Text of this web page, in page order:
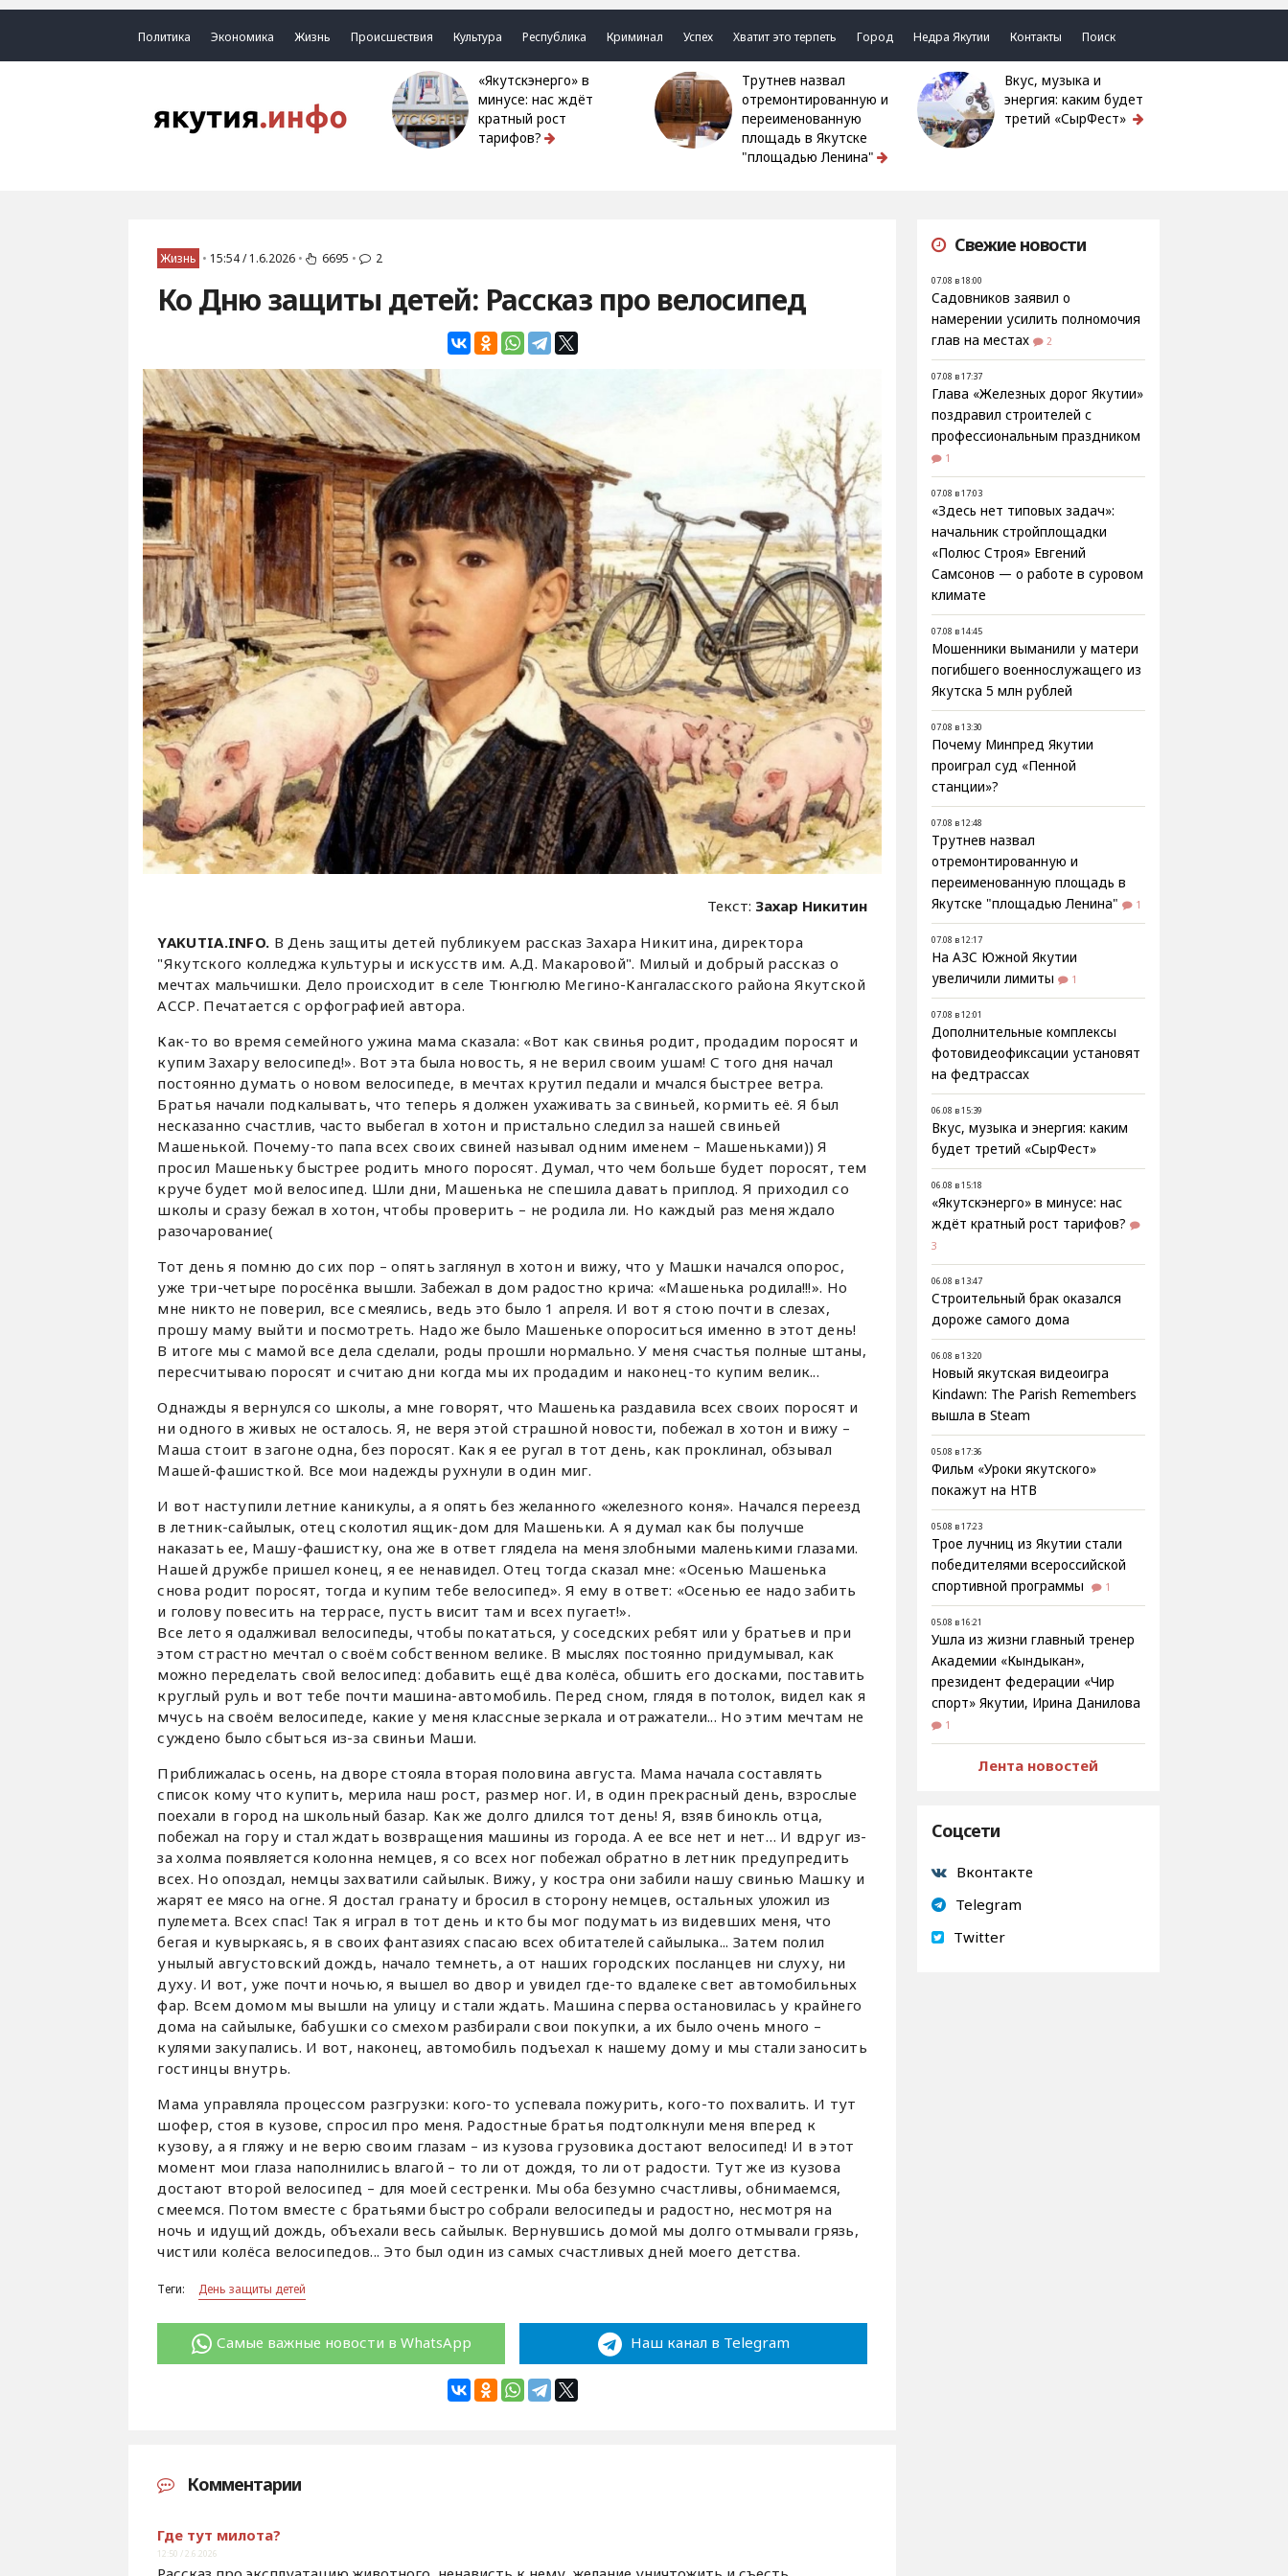
Политика Экономика Жизнь Происшествия Культура Республика Криминал Успех Хватит это терпеть Город Недра Якутии Контакты Поиск
«Якутскэнерго» в
минусе: нас ждёт
кратный рост
тарифов?
Трутнев назвал
отремонтированную и
переименованную
площадь в Якутске
"площадью Ленина"
Вкус, музыка и
энергия: каким будет
третий «СырФест»
Жизнь • 15:54 / 1.6.2026 • 6695 • 2
Ко Дню защиты детей: Рассказ про велосипед
Текст: Захар Никитин
YAKUTIA.INFO. В День защиты детей публикуем рассказ Захара Никитина, директора
"Якутского колледжа культуры и искусств им. А.Д. Макаровой". Милый и добрый рассказ о
мечтах мальчишки. Дело происходит в селе Тюнгюлю Мегино-Кангаласского района Якутской
АССР. Печатается с орфографией автора.
Как-то во время семейного ужина мама сказала: «Вот как свинья родит, продадим поросят и
купим Захару велосипед!». Вот эта была новость, я не верил своим ушам! С того дня начал
постоянно думать о новом велосипеде, в мечтах крутил педали и мчался быстрее ветра.
Братья начали подкалывать, что теперь я должен ухаживать за свиньей, кормить её. Я был
несказанно счастлив, часто выбегал в хотон и пристально следил за нашей свиньей
Машенькой. Почему-то папа всех своих свиней называл одним именем – Машеньками)) Я
просил Машеньку быстрее родить много поросят. Думал, что чем больше будет поросят, тем
круче будет мой велосипед. Шли дни, Машенька не спешила давать приплод. Я приходил со
школы и сразу бежал в хотон, чтобы проверить – не родила ли. Но каждый раз меня ждало
разочарование(
Тот день я помню до сих пор – опять заглянул в хотон и вижу, что у Машки начался опорос,
уже три-четыре поросёнка вышли. Забежал в дом радостно крича: «Машенька родила!!!». Но
мне никто не поверил, все смеялись, ведь это было 1 апреля. И вот я стою почти в слезах,
прошу маму выйти и посмотреть. Надо же было Машеньке опороситься именно в этот день!
В итоге мы с мамой все дела сделали, роды прошли нормально. У меня счастья полные штаны,
пересчитываю поросят и считаю дни когда мы их продадим и наконец-то купим велик...
Однажды я вернулся со школы, а мне говорят, что Машенька раздавила всех своих поросят и
ни одного в живых не осталось. Я, не веря этой страшной новости, побежал в хотон и вижу –
Маша стоит в загоне одна, без поросят. Как я ее ругал в тот день, как проклинал, обзывал
Машей-фашисткой. Все мои надежды рухнули в один миг.
И вот наступили летние каникулы, а я опять без желанного «железного коня». Начался переезд
в летник-сайылык, отец сколотил ящик-дом для Машеньки. А я думал как бы получше
наказать ее, Машу-фашистку, она же в ответ глядела на меня злобными маленькими глазами.
Нашей дружбе пришел конец, я ее ненавидел. Отец тогда сказал мне: «Осенью Машенька
снова родит поросят, тогда и купим тебе велосипед». Я ему в ответ: «Осенью ее надо забить
и голову повесить на террасе, пусть висит там и всех пугает!».
Все лето я одалживал велосипеды, чтобы покататься, у соседских ребят или у братьев и при
этом страстно мечтал о своём собственном велике. В мыслях постоянно придумывал, как
можно переделать свой велосипед: добавить ещё два колёса, обшить его досками, поставить
круглый руль и вот тебе почти машина-автомобиль. Перед сном, глядя в потолок, видел как я
мчусь на своём велосипеде, какие у меня классные зеркала и отражатели... Но этим мечтам не
суждено было сбыться из-за свиньи Маши.
Приближалась осень, на дворе стояла вторая половина августа. Мама начала составлять
список кому что купить, мерила наш рост, размер ног. И, в один прекрасный день, взрослые
поехали в город на школьный базар. Как же долго длился тот день! Я, взяв бинокль отца,
побежал на гору и стал ждать возвращения машины из города. А ее все нет и нет… И вдруг из-
за холма появляется колонна немцев, я со всех ног побежал обратно в летник предупредить
всех. Но опоздал, немцы захватили сайылык. Вижу, у костра они забили нашу свинью Машку и
жарят ее мясо на огне. Я достал гранату и бросил в сторону немцев, остальных уложил из
пулемета. Всех спас! Так я играл в тот день и кто бы мог подумать из видевших меня, что
бегая и кувыркаясь, я в своих фантазиях спасаю всех обитателей сайылыка... Затем полил
унылый августовский дождь, начало темнеть, а от наших городских посланцев ни слуху, ни
духу. И вот, уже почти ночью, я вышел во двор и увидел где-то вдалеке свет автомобильных
фар. Всем домом мы вышли на улицу и стали ждать. Машина сперва остановилась у крайнего
дома на сайылыке, бабушки со смехом разбирали свои покупки, а их было очень много –
кулями закупались. И вот, наконец, автомобиль подъехал к нашему дому и мы стали заносить
гостинцы внутрь.
Мама управляла процессом разгрузки: кого-то успевала пожурить, кого-то похвалить. И тут
шофер, стоя в кузове, спросил про меня. Радостные братья подтолкнули меня вперед к
кузову, а я гляжу и не верю своим глазам – из кузова грузовика достают велосипед! И в этот
момент мои глаза наполнились влагой – то ли от дождя, то ли от радости. Тут же из кузова
достают второй велосипед – для моей сестренки. Мы оба безумно счастливы, обнимаемся,
смеемся. Потом вместе с братьями быстро собрали велосипеды и радостно, несмотря на
ночь и идущий дождь, объехали весь сайылык. Вернувшись домой мы долго отмывали грязь,
чистили колёса велосипедов... Это был один из самых счастливых дней моего детства.
Теги: День защиты детей
Самые важные новости в WhatsApp Наш канал в Telegram
Комментарии
Где тут милота?
12:50 / 2.6.2026
Свежие новости
07.08 в 18:00
Садовников заявил о
намерении усилить полномочия
глав на местах
2
07.08 в 17:37
Глава «Железных дорог Якутии»
поздравил строителей с
профессиональным праздником
1
07.08 в 17:03
«Здесь нет типовых задач»:
начальник стройплощадки
«Полюс Строя» Евгений
Самсонов — о работе в суровом
климате
07.08 в 14:45
Мошенники выманили у матери
погибшего военнослужащего из
Якутска 5 млн рублей
07.08 в 13:30
Почему Минпред Якутии
проиграл суд «Пенной
станции»?
07.08 в 12:48
Трутнев назвал
отремонтированную и
переименованную площадь в
Якутске "площадью Ленина"
1
07.08 в 12:17
На АЗС Южной Якутии
увеличили лимиты
1
07.08 в 12:01
Дополнительные комплексы
фотовидеофиксации установят
на федтрассах
06.08 в 15:39
Вкус, музыка и энергия: каким
будет третий «СырФест»
06.08 в 15:18
«Якутскэнерго» в минусе: нас
ждёт кратный рост тарифов?
3
06.08 в 13:47
Строительный брак оказался
дороже самого дома
06.08 в 13:20
Новый якутская видеоигра
Kindawn: The Parish Remembers
вышла в Steam
05.08 в 17:36
Фильм «Уроки якутского»
покажут на НТВ
05.08 в 17:23
Трое лучниц из Якутии стали
победителями всероссийской
спортивной программы
1
05.08 в 16:21
Ушла из жизни главный тренер
Академии «Кындыкан»,
президент федерации «Чир
спорт» Якутии, Ирина Данилова
1
Лента новостей
Соцсети
Вконтакте
Telegram
Twitter